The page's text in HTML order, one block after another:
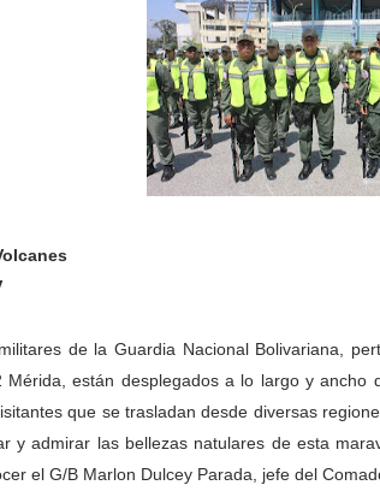
Gobierno bolivariano avanza en la
Niños merideños aprenden sobre
Hospital universitario muestra sus
Instituto Nacional de Nutrición
Fortalecen formación académica de
Fortaleciendo la economía comunal
Campo Elías consolida plan de
de la Guardia Nacional Bolivariana,
Mérida, están desplegados a lo largo y
que se trasladan desde diversas
y admirar las bellezas natulares de esta
el G/B Marlon Dulcey Parada, jefe del